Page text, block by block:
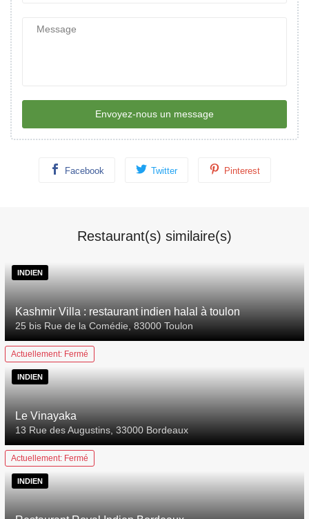
Envoyez-nous un message
Facebook Twitter Pinterest
Restaurant(s) similaire(s)
INDIEN
Kashmir Villa : restaurant indien halal à toulon
25 bis Rue de la Comédie, 83000 Toulon
Actuellement: Fermé
INDIEN
Le Vinayaka
13 Rue des Augustins, 33000 Bordeaux
Actuellement: Fermé
INDIEN